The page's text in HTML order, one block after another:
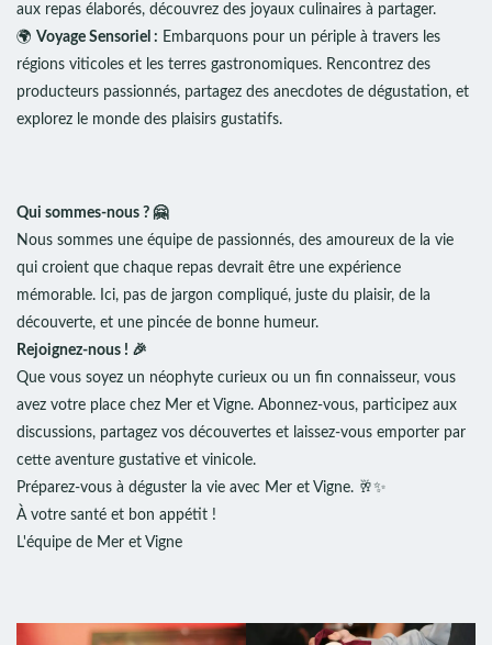
aux repas élaborés, découvrez des joyaux culinaires à partager.
🌍 Voyage Sensoriel : Embarquons pour un périple à travers les
régions viticoles et les terres gastronomiques. Rencontrez des
producteurs passionnés, partagez des anecdotes de dégustation, et
explorez le monde des plaisirs gustatifs.
Qui sommes-nous ? 🤗
Nous sommes une équipe de passionnés, des amoureux de la vie
qui croient que chaque repas devrait être une expérience
mémorable. Ici, pas de jargon compliqué, juste du plaisir, de la
découverte, et une pincée de bonne humeur.
Rejoignez-nous ! 🎉
Que vous soyez un néophyte curieux ou un fin connaisseur, vous
avez votre place chez Mer et Vigne. Abonnez-vous, participez aux
discussions, partagez vos découvertes et laissez-vous emporter par
cette aventure gustative et vinicole.
Préparez-vous à déguster la vie avec Mer et Vigne. 🥂✨
À votre santé et bon appétit !
L'équipe de Mer et Vigne